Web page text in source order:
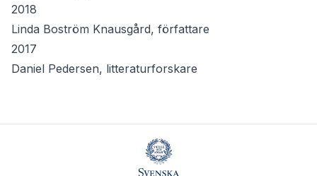
2018
Linda Boström Knausgård, författare
2017
Daniel Pedersen, litteraturforskare